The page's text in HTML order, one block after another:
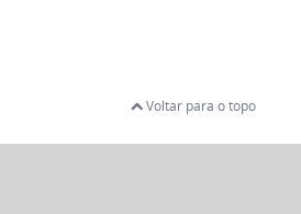
Voltar para o topo